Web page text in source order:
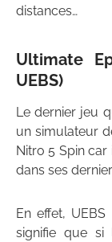
distances…
Ultimate
UEBS)
Le dernier jeu
un simulateur
Nitro 5 Spin
dans ses
En effet,
signifie que si